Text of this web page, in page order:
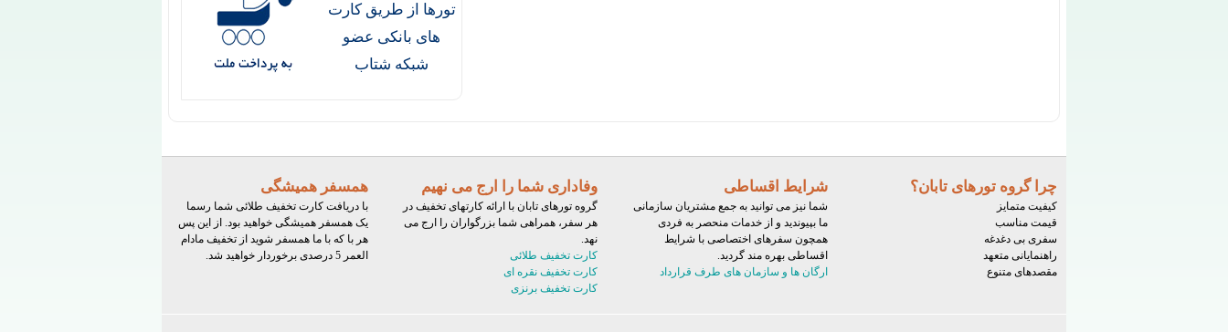
تورها از طریق کارت
های بانکی عضو
شبکه شتاب
چرا گروه تورهای تابان؟
کیفیت متمایز
قیمت مناسب
سفری بی دغدغه
راهنمایانی متعهد
مقصدهای متنوع
شرایط اقساطی
شما نیز می توانید به جمع مشتریان سازمانی
ما بپیوندید و از خدمات منحصر به فردی
همچون سفرهای اختصاصی با شرایط
اقساطی بهره مند گردید.
ارگان ها و سازمان های طرف قرارداد
وفاداری شما را ارج می نهیم
گروه تورهای تابان با ارائه کارتهای تخفیف در
هر سفر، همراهی شما بزرگواران را ارج می
نهد.
کارت تخفیف طلائی
کارت تخفیف نقره ای
کارت تخفیف برنزی
همسفر همیشگی
با دریافت کارت تخفیف طلائی شما رسما
یک همسفر همیشگی خواهید بود. از این پس
هر با که با ما همسفر شوید از تخفیف مادام
العمر 5 درصدی برخوردار خواهید شد.